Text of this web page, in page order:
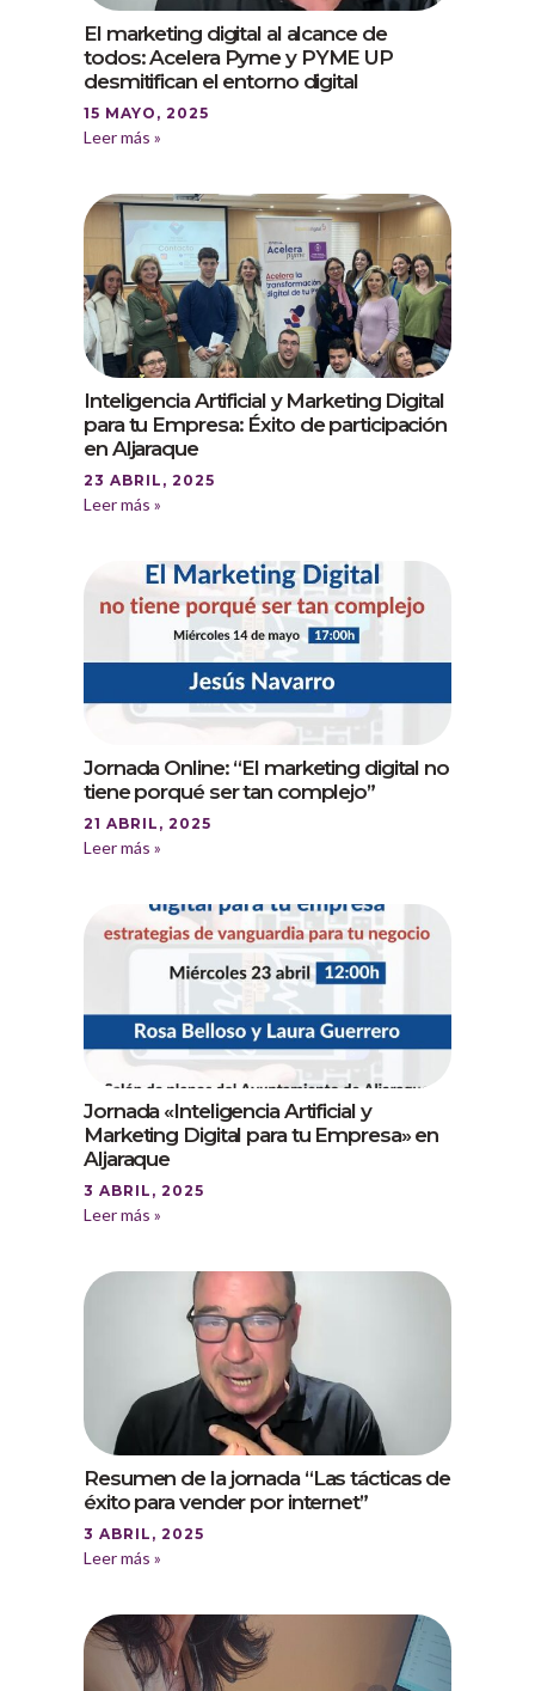
El marketing digital al alcance de
todos: Acelera Pyme y PYME UP
desmitifican el entorno digital
15 MAYO, 2025
Leer más »
Inteligencia Artificial y Marketing Digital
para tu Empresa: Éxito de participación
en Aljaraque
23 ABRIL, 2025
Leer más »
Jornada Online: “El marketing digital no
tiene porqué ser tan complejo”
21 ABRIL, 2025
Leer más »
Jornada «Inteligencia Artificial y
Marketing Digital para tu Empresa» en
Aljaraque
3 ABRIL, 2025
Leer más »
Resumen de la jornada “Las tácticas de
éxito para vender por internet”
3 ABRIL, 2025
Leer más »